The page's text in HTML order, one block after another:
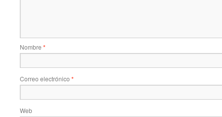
Nombre *
Correo electrónico *
Web